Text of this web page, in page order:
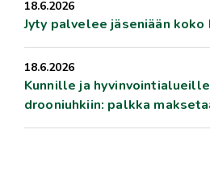
18.6.2026
Jyty palvelee jäseniään koko
18.6.2026
Kunnille ja
drooniuhkiin: palkka